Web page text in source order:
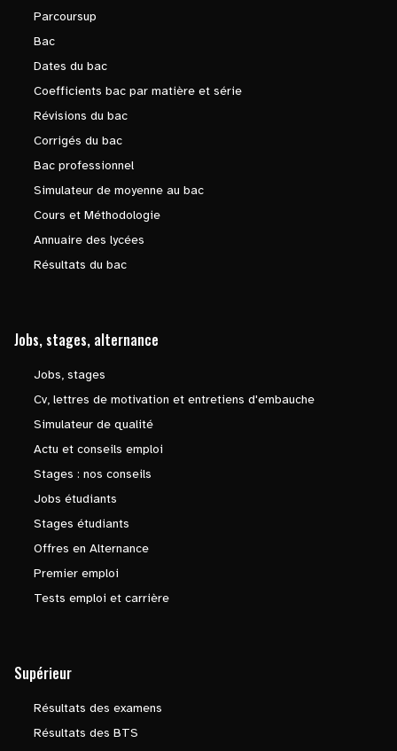
Parcoursup
Bac
Dates du bac
Coefficients bac par matière et série
Révisions du bac
Corrigés du bac
Bac professionnel
Simulateur de moyenne au bac
Cours et Méthodologie
Annuaire des lycées
Résultats du bac
Jobs, stages, alternance
Jobs, stages
Cv, lettres de motivation et entretiens d'embauche
Simulateur de qualité
Actu et conseils emploi
Stages : nos conseils
Jobs étudiants
Stages étudiants
Offres en Alternance
Premier emploi
Tests emploi et carrière
Supérieur
Résultats des examens
Résultats des BTS